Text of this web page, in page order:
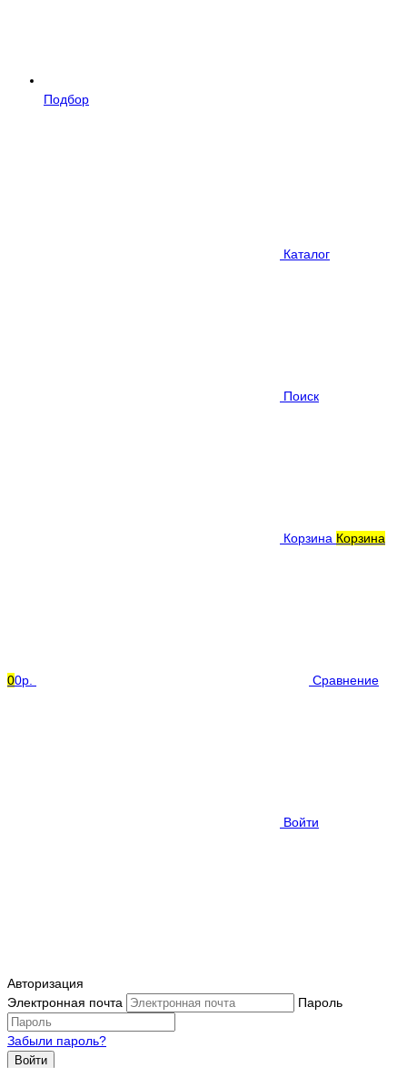
Подбор
Каталог
Поиск
Корзина Корзина
00р. Сравнение
Войти
Авторизация
Электронная почта
Пароль
Забыли пароль?
Войти